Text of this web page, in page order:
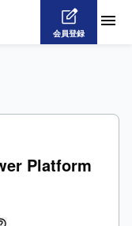
会員登録
Platform